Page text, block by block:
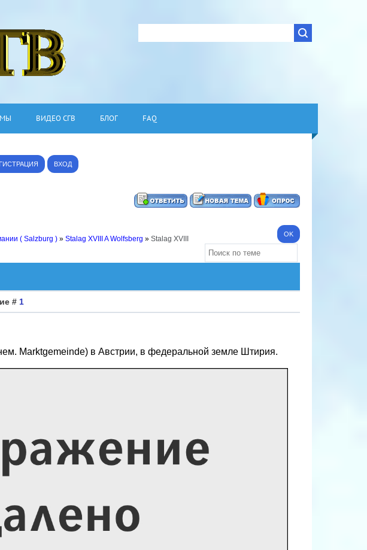
ВИДЕО СГВ БЛОГ FAQ
ВХОД
( Salzburg ) » Stalag XVIII A Wolfsberg » Stalag XVIII
# 1
Marktgemeinde) в Австрии, в федеральной земле Штирия.